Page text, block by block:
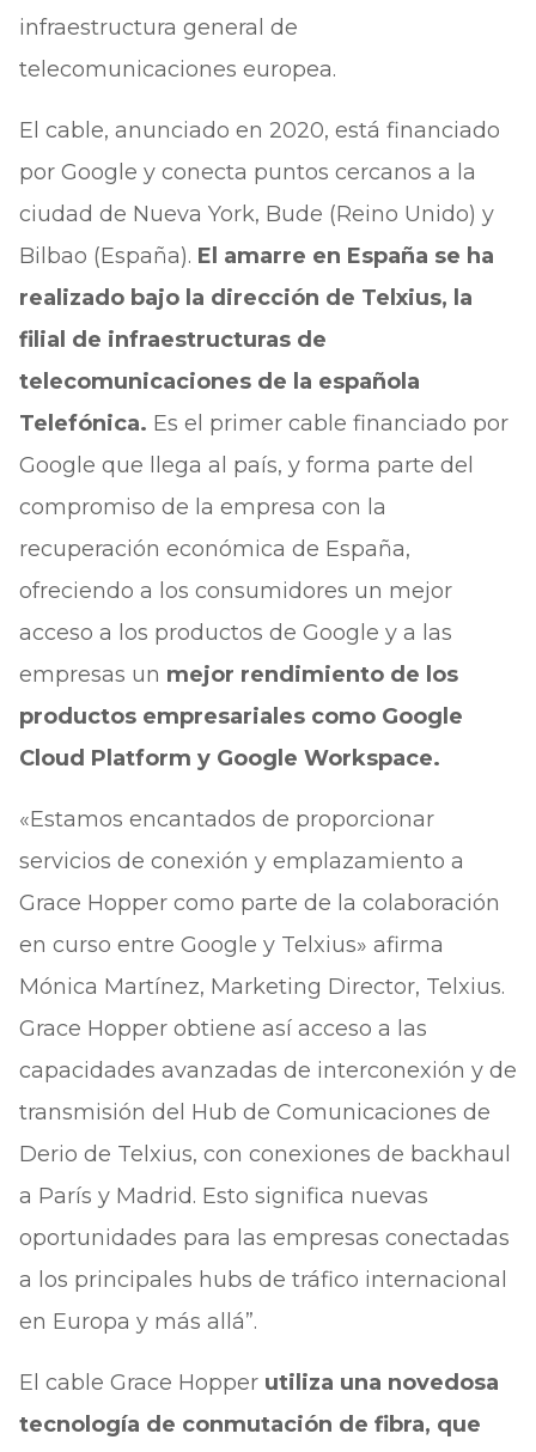
infraestructura general de
telecomunicaciones europea.
El cable, anunciado en 2020, está financiado
por Google y conecta puntos cercanos a la
ciudad de Nueva York, Bude (Reino Unido) y
Bilbao (España). El amarre en España se ha
realizado bajo la dirección de Telxius, la
filial de infraestructuras de
telecomunicaciones de la española
Telefónica. Es el primer cable financiado por
Google que llega al país, y forma parte del
compromiso de la empresa con la
recuperación económica de España,
ofreciendo a los consumidores un mejor
acceso a los productos de Google y a las
empresas un mejor rendimiento de los
productos empresariales como Google
Cloud Platform y Google Workspace.
«Estamos encantados de proporcionar
servicios de conexión y emplazamiento a
Grace Hopper como parte de la colaboración
en curso entre Google y Telxius» afirma
Mónica Martínez, Marketing Director, Telxius.
Grace Hopper obtiene así acceso a las
capacidades avanzadas de interconexión y de
transmisión del Hub de Comunicaciones de
Derio de Telxius, con conexiones de backhaul
a París y Madrid. Esto significa nuevas
oportunidades para las empresas conectadas
a los principales hubs de tráfico internacional
en Europa y más allá”.
El cable Grace Hopper utiliza una novedosa
tecnología de conmutación de fibra, que